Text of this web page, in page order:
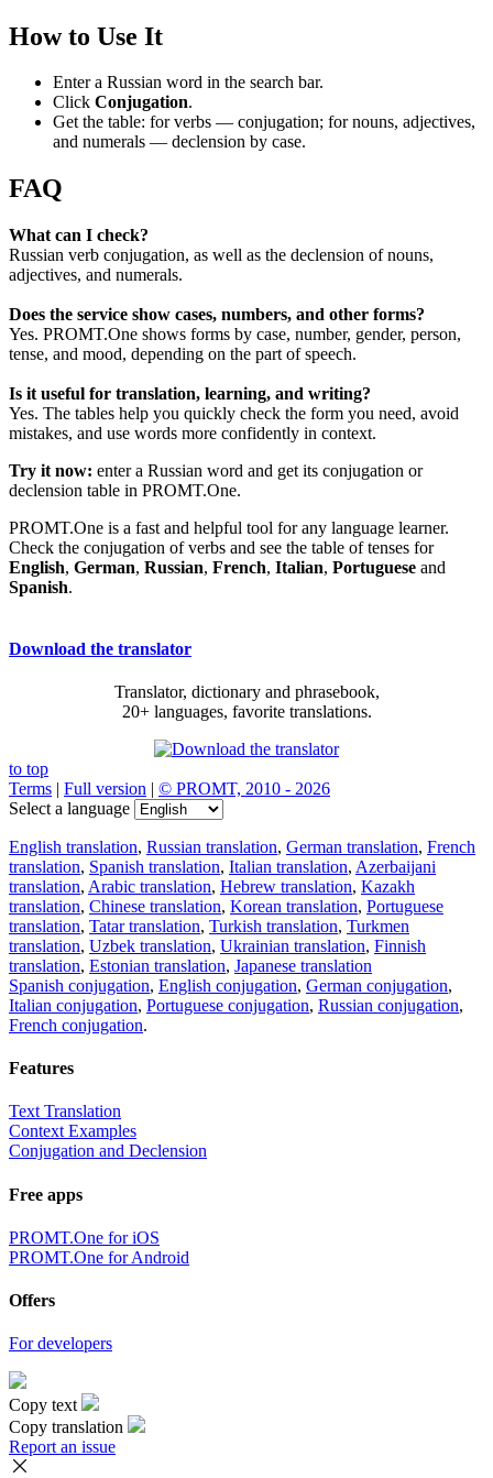
How to Use It
Enter a Russian word in the search bar.
Click Conjugation.
Get the table: for verbs — conjugation; for nouns, adjectives,
and numerals — declension by case.
FAQ
What can I check?
Russian verb conjugation, as well as the declension of nouns,
adjectives, and numerals.
Does the service show cases, numbers, and other forms?
Yes. PROMT.One shows forms by case, number, gender, person,
tense, and mood, depending on the part of speech.
Is it useful for translation, learning, and writing?
Yes. The tables help you quickly check the form you need, avoid
mistakes, and use words more confidently in context.
Try it now: enter a Russian word and get its conjugation or
declension table in PROMT.One.
PROMT.One is a fast and helpful tool for any language learner.
Check the conjugation of verbs and see the table of tenses for
English, German, Russian, French, Italian, Portuguese and
Spanish.
Download the translator
Translator, dictionary and phrasebook,
20+ languages, favorite translations.
to top
Terms | Full version | © PROMT, 2010 - 2026
Select a language
English translation, Russian translation, German translation, French
translation, Spanish translation, Italian translation, Azerbaijani
translation, Arabic translation, Hebrew translation, Kazakh
translation, Chinese translation, Korean translation, Portuguese
translation, Tatar translation, Turkish translation, Turkmen
translation, Uzbek translation, Ukrainian translation, Finnish
translation, Estonian translation, Japanese translation
Spanish conjugation, English conjugation, German conjugation,
Italian conjugation, Portuguese conjugation, Russian conjugation,
French conjugation.
Features
Text Translation
Context Examples
Conjugation and Declension
Free apps
PROMT.One for iOS
PROMT.One for Android
Offers
For developers
Copy text
Copy translation
Report an issue